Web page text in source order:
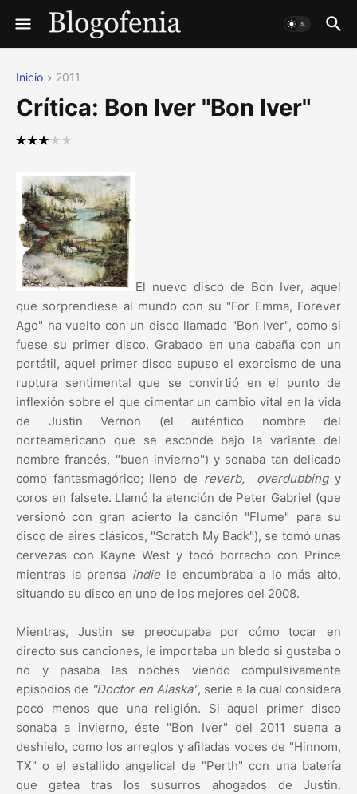
Inicio 2011
Crítica: Bon Iver "Bon Iver"
El nuevo disco de Bon Iver, aquel
que sorprendiese al mundo con su "For Emma, Forever
Ago" ha vuelto con un disco llamado "Bon Iver", como si
fuese su primer disco. Grabado en una cabaña con un
portátil, aquel primer disco supuso el exorcismo de una
ruptura sentimental que se convirtió en el punto de
inflexión sobre el que cimentar un cambio vital en la vida
de Justin Vernon (el auténtico nombre del
norteamericano que se esconde bajo la variante del
nombre francés, "buen invierno") y sonaba tan delicado
como fantasmagórico; lleno de reverb, overdubbingy
coros en falsete. Llamó la atención de Peter Gabriel (que
versionó con gran acierto la canción "Flume" para su
disco de aires clásicos, "Scratch My Back"), se tomó unas
cervezas con Kayne West y tocó borracho con Prince
mientras la prensa indiele encumbraba a lo más alto,
situando su disco en uno de los mejores del 2008.
Mientras, Justin se preocupaba por cómo tocar en
directo sus canciones, le importaba un bledo si gustaba o
no y pasaba las noches viendo compulsivamente
episodios de "Doctor en Alaska", serie a la cual considera
poco menos que una religión. Si aquel primer disco
sonaba a invierno, éste "Bon Iver" del 2011 suena a
deshielo, como los arreglos y afiladas voces de "Hinnom,
TX" o el estallido angelical de "Perth" con una batería
que gatea tras los susurros ahogados de Justin.